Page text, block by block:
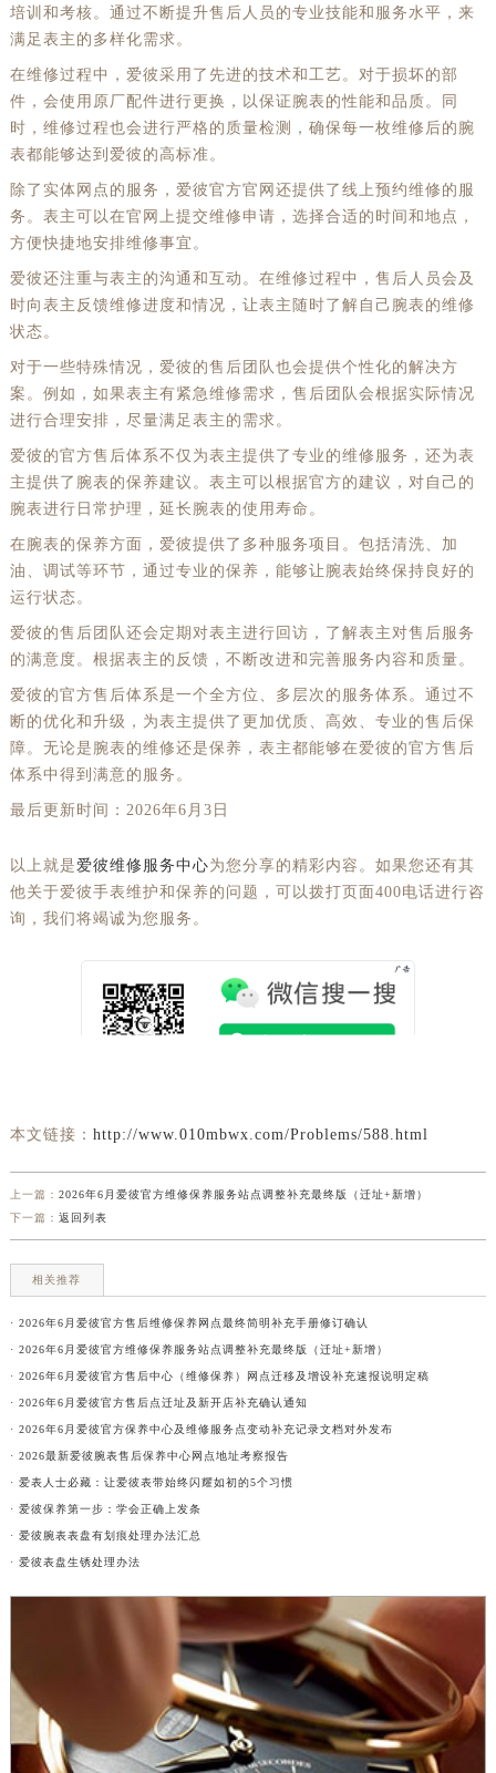
培训和考核。通过不断提升售后人员的专业技能和服务水平，来
满足表主的多样化需求。
在维修过程中，爱彼采用了先进的技术和工艺。对于损坏的部
件，会使用原厂配件进行更换，以保证腕表的性能和品质。同
时，维修过程也会进行严格的质量检测，确保每一枚维修后的腕
表都能够达到爱彼的高标准。
除了实体网点的服务，爱彼官方官网还提供了线上预约维修的服
务。表主可以在官网上提交维修申请，选择合适的时间和地点，
方便快捷地安排维修事宜。
爱彼还注重与表主的沟通和互动。在维修过程中，售后人员会及
时向表主反馈维修进度和情况，让表主随时了解自己腕表的维修
状态。
对于一些特殊情况，爱彼的售后团队也会提供个性化的解决方
案。例如，如果表主有紧急维修需求，售后团队会根据实际情况
进行合理安排，尽量满足表主的需求。
爱彼的官方售后体系不仅为表主提供了专业的维修服务，还为表
主提供了腕表的保养建议。表主可以根据官方的建议，对自己的
腕表进行日常护理，延长腕表的使用寿命。
在腕表的保养方面，爱彼提供了多种服务项目。包括清洗、加
油、调试等环节，通过专业的保养，能够让腕表始终保持良好的
运行状态。
爱彼的售后团队还会定期对表主进行回访，了解表主对售后服务
的满意度。根据表主的反馈，不断改进和完善服务内容和质量。
爱彼的官方售后体系是一个全方位、多层次的服务体系。通过不
断的优化和升级，为表主提供了更加优质、高效、专业的售后保
障。无论是腕表的维修还是保养，表主都能够在爱彼的官方售后
体系中得到满意的服务。
最后更新时间：2026年6月3日
以上就是 爱彼维修服务中心为您分享的精彩内容。如果您还有其
他关于爱彼手表维护和保养的问题，可以拨打页面400电话进行咨
询，我们将竭诚为您服务。
本文链接： http://www.010mbwx.com/Problems/588.html
上一篇： 2026年6月爱彼官方维修保养服务站点调整补充最终版（迁址+新增）
下一篇： 返回列表
相关推荐
· 2026年6月爱彼官方售后维修保养网点最终简明补充手册修订确认
· 2026年6月爱彼官方维修保养服务站点调整补充最终版（迁址+新增）
· 2026年6月爱彼官方售后中心（维修保养）网点迁移及增设补充速报说明定稿
· 2026年6月爱彼官方售后点迁址及新开店补充确认通知
· 2026年6月爱彼官方保养中心及维修服务点变动补充记录文档对外发布
· 2026最新爱彼腕表售后保养中心网点地址考察报告
· 爱表人士必藏：让爱彼表带始终闪耀如初的5个习惯
· 爱彼保养第一步：学会正确上发条
· 爱彼腕表表盘有划痕处理办法汇总
· 爱彼表盘生锈处理办法